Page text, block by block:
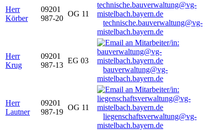
Herr
Körber
09201
987-20
OG 11
technische.bauverwaltung@vg-
mistelbach.bayern.de
Herr
Krug
09201
987-13
EG 03
bauverwaltung@vg-
mistelbach.bayern.de
Herr
Lautner
09201
987-19
OG 11
liegenschaftsverwaltung@vg-
mistelbach.bayern.de